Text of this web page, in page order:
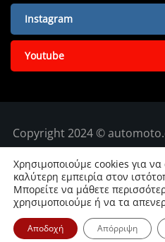
Instagram
Youtube
Copyright 2024 ©
Χρησιμοποιούμε cookies για
καλύτερη εμπειρία στον
Μπορείτε να μάθετε
χρησιμοποιούμε ή να τα
Αποδοχή Απόρριψη